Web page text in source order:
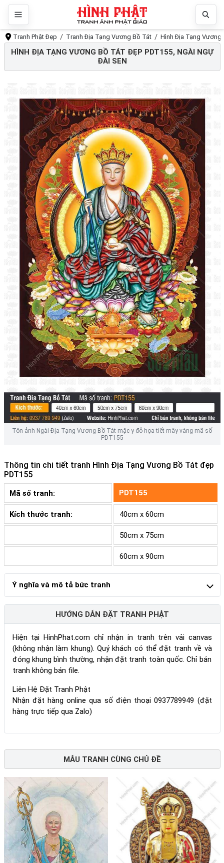
Tranh Phật Đẹp Tranh Địa Tạng Vương Bồ Tát Hình Địa Tạng Vương
HÌNH ĐỊA TẠNG VƯƠNG BỒ TÁT ĐẸP PDT155, NGÀI NGỰ
ĐÀI SEN
Tôn ảnh Ngài Địa Tạng Vương Bồ Tát mặc y đỏ họa tiết mây vàng mã số
PDT155
Thông tin chi tiết tranh Hình Địa Tạng Vương Bồ Tát đẹp
PDT155
Mã số tranh: PDT155
Kích thước tranh: 40cm x 60cm
50cm x 75cm
60cm x 90cm
Ý nghĩa và mô tả bức tranh
HƯỚNG DẪN ĐẶT TRANH PHẬT
Hiện tại HinhPhat.com chỉ nhận in tranh trên vải canvas
(không nhận làm khung). Quý khách có thể đặt tranh về và
đóng khung bình thường, nhận đặt tranh toàn quốc. Chỉ bán
tranh không bán file.
Liên Hệ Đặt Tranh Phật
Nhận đặt hàng online qua số điện thoại 0937789949 (đặt
hàng trực tiếp qua Zalo)
MẪU TRANH CÙNG CHỦ ĐỀ